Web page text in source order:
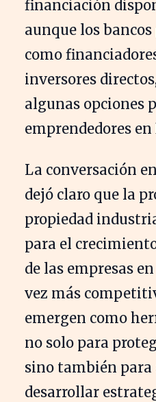
financiación
aunque los
como
inversores
algunas opciones
emprendedores en
La conversación
dejó claro que la
propiedad
para el
de las empresas
vez más
emergen como
no solo para
sino también para
desarrollar